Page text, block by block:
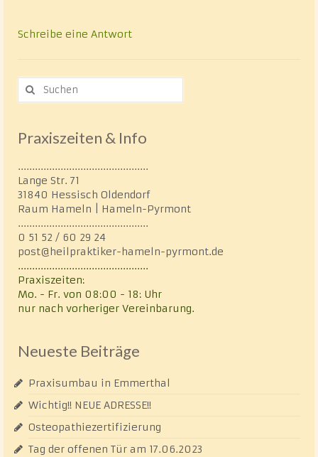
Schreibe eine Antwort
Suche
nach:
Praxiszeiten & Info
..............................................
Lange Str. 71
31840 Hessisch Oldendorf
Raum Hameln | Hameln-Pyrmont
..............................................
0 51 52 / 60 29 24
post@heilpraktiker-hameln-pyrmont.de
..............................................
Praxiszeiten:
Mo. - Fr. von 08:00 - 18: Uhr
nur nach vorheriger Vereinbarung.
Neueste Beiträge
Praxisumbau in Emmerthal
Wichtig!! NEUE ADRESSE!!
Osteopathiezertifizierung
Tag der offenen Tür am 17.06.2023